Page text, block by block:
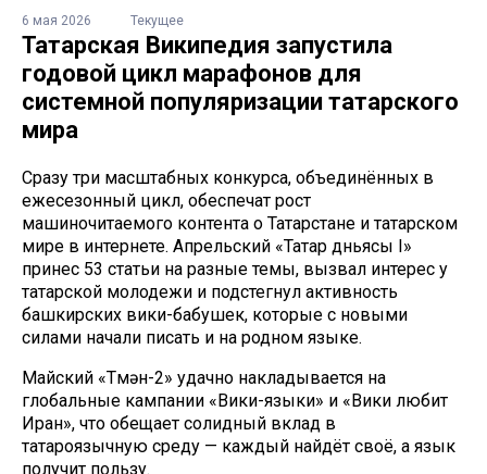
6 мая 2026 Текущее
Татарская Википедия запустила
годовой цикл марафонов для
системной популяризации татарского
мира
Сразу три масштабных конкурса, объединённых в
ежесезонный цикл, обеспечат рост
машиночитаемого контента о Татарстане и татарском
мире в интернете. Апрельский «Татар дөньясы I»
принес 53 статьи на разные темы, вызвал интерес у
татарской молодежи и подстегнул активность
башкирских вики-бабушек, которые с новыми
силами начали писать и на родном языке.
Майский «Төмән-2» удачно накладывается на
глобальные кампании «Вики-языки» и «Вики любит
Иран», что обещает солидный вклад в
татароязычную среду — каждый найдёт своё, а язык
получит пользу.